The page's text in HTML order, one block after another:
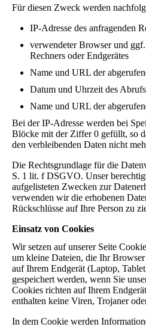
Für diesen Zweck werden
IP-Adresse des anfragenden
verwendeter Browser und
Rechners oder Endgerätes
Name und URL der
Datum und Uhrzeit des Abrufs
Name und URL der
Bei der IP-Adresse werden bei
Blöcke mit der Ziffer 0 gefüllt, so
den verbleibenden Daten nicht
Die Rechtsgrundlage für die
S. 1 lit. f DSGVO. Unser
aufgelisteten Zwecken zur
verwenden wir die erhobenen
Rückschlüsse auf Ihre Person zu
Einsatz von Cookies
Wir setzen auf unserer Seite
um kleine Dateien, die Ihr
auf Ihrem Endgerät (Laptop,
gespeichert werden, wenn Sie
Cookies richten auf Ihrem
enthalten keine Viren, Trojaner
In dem Cookie werden